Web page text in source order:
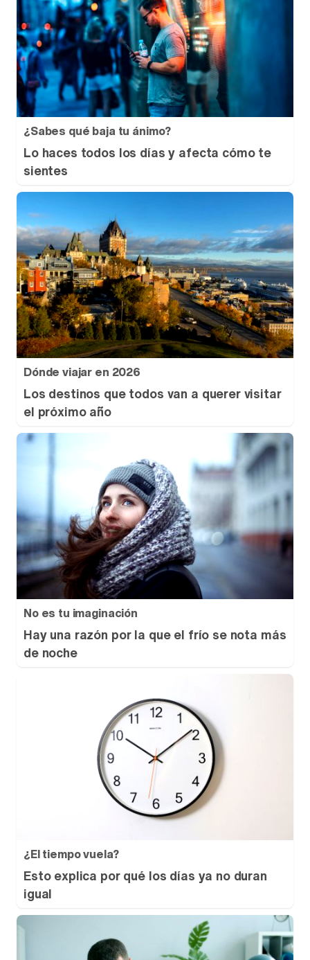
¿Sabes qué baja tu ánimo?
Lo haces todos los días y afecta cómo te
sientes
Dónde viajar en 2026
Los destinos que todos van a querer visitar
el próximo año
No es tu imaginación
Hay una razón por la que el frío se nota más
de noche
¿El tiempo vuela?
Esto explica por qué los días ya no duran
igual